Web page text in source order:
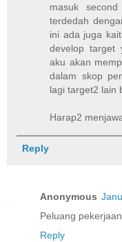
masuk
terdedah
ini ada juga
develop target
aku akan
dalam skop
lagi target2 lain
Harap2
Reply
Anonymous
Peluang
Reply